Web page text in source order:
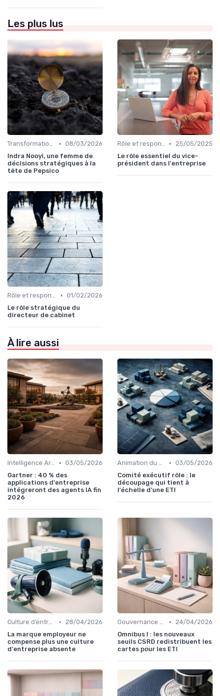
Les plus lus
Transformation digitale de l’entreprise • 08/03/2026
Indra Nooyi, une femme de
décisions stratégiques à la
tête de Pepsico
Rôle et responsabilités du CEO •
25/05/2025
Le rôle essentiel du vice-
président dans l'entreprise
Rôle et responsabilités du CEO • 01/02/2026
Le rôle stratégique du
directeur de cabinet
À lire aussi
Intelligence Artificielle & stratégie • 03/05/2026
Gartner : 40 % des
applications d'entreprise
intégreront des agents IA fin
2026
Animation du COMEX & CODIR • 03/05/2026
Comité exécutif rôle : le
découpage qui tient à
l'échelle d'une ETI
Culture d’entreprise & alignement •
28/04/2026
La marque employeur ne
compense plus une culture
d'entreprise absente
Gouvernance d’entreprise •
24/04/2026
Omnibus I : les nouveaux
seuils CSRD redistribuent les
cartes pour les ETI